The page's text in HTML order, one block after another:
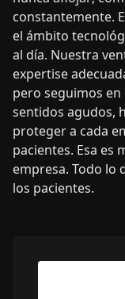
constantemente.
el ámbito
al día. Nuestra
expertise
pero seguimos
sentidos agudos,
proteger a cada
pacientes. Esa es
empresa. Todo lo
los pacientes.